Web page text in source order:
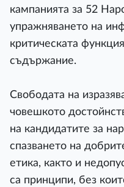
кампанията за 52
упражняването на
критическата
съдържание.
Свободата на
човешкото
на кандидатите за
спазването на
етика, както и
са принципи, без